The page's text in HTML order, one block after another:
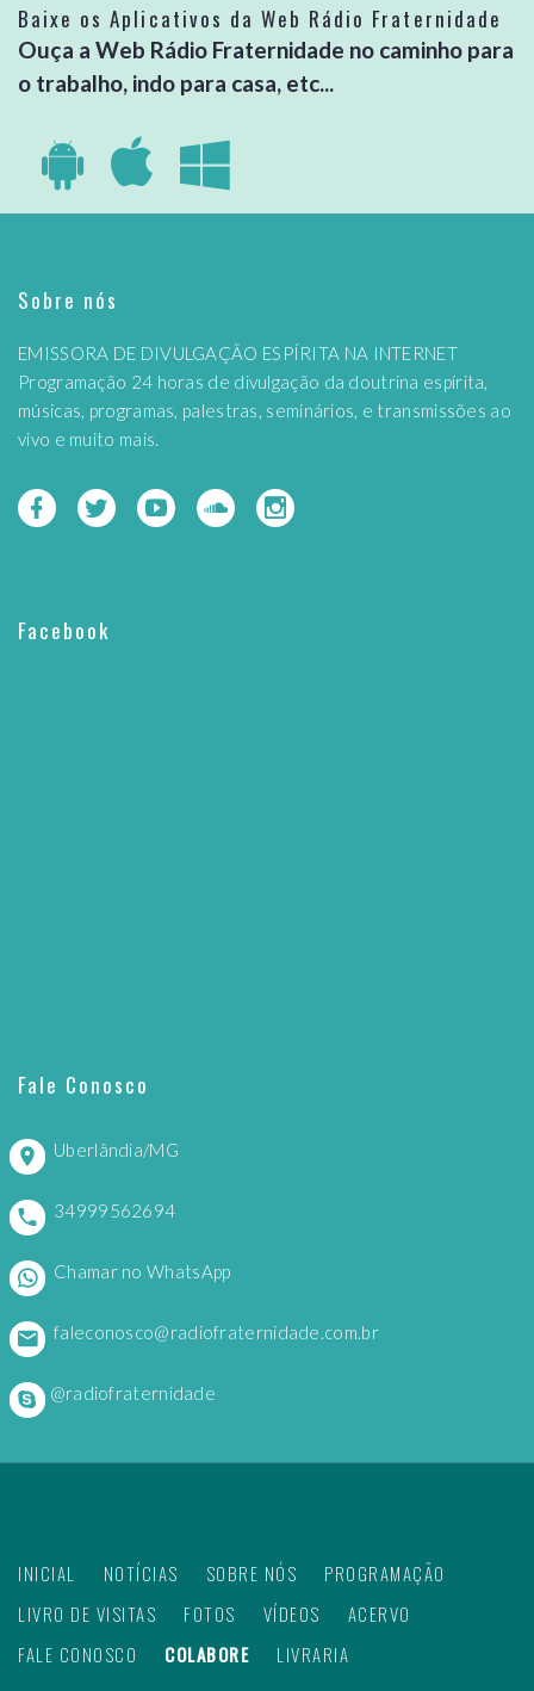
Baixe os Aplicativos da Web Rádio Fraternidade
Ouça a Web Rádio Fraternidade no caminho para
o trabalho, indo para casa, etc...
Sobre nós
EMISSORA DE DIVULGAÇÃO ESPÍRITA NA INTERNET
Programação 24 horas de divulgação da doutrina espírita,
músicas, programas, palestras, seminários, e transmissões ao
vivo e muito mais.
Facebook
Fale Conosco
Uberlândia/MG
34999562694
Chamar no WhatsApp
faleconosco@radiofraternidade.com.br
@radiofraternidade
INICIAL NOTÍCIAS SOBRE NÓS
PROGRAMAÇÃO
LIVRO DE VISITAS
FOTOS VÍDEOS
ACERVO
FALE CONOSCO
COLABORE LIVRARIA